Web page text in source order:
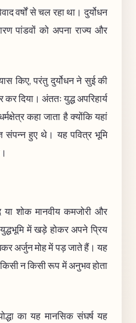
वर्षों से चल रहा था। दुर्योधन
पांडवों को अपना राज्य और
किए, परंतु दुर्योधन ने सुई की
दिया। अंततः युद्ध अपरिहार्य
कहा जाता है क्योंकि यहां
संपन्न हुए थे। यह पवित्र भूमि
या शोक मानवीय कमजोरी और
में खड़े होकर अपने प्रिय
अर्जुन मोह में पड़ जाते हैं। यह
न किसी रूप में अनुभव होता
का यह मानसिक संघर्ष यह